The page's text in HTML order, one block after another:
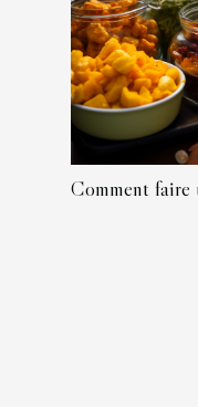
Comment faire